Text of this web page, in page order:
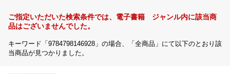
ご指定いただいた検索条件では、電子書籍 ジャンル内に該当商
品はございませんでした。
キーワード「9784798146928」の場合、「全商品」にて以下のとおり該
当商品が見つかりました。